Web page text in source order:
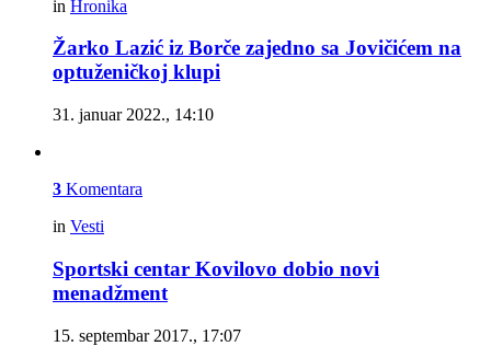
in Hronika
Žarko Lazić iz Borče zajedno sa Jovičićem na
optuženičkoj klupi
31. januar 2022., 14:10
3 Komentara
in Vesti
Sportski centar Kovilovo dobio novi
menadžment
15. septembar 2017., 17:07